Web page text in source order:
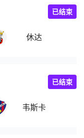
休达
已结束
韦斯卡
已结束